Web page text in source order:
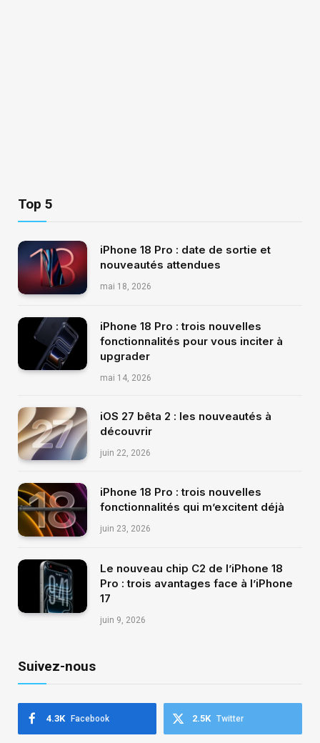
Top 5
iPhone 18 Pro : date de sortie et
nouveautés attendues
mai 18, 2026
iPhone 18 Pro : trois nouvelles
fonctionnalités pour vous inciter à
upgrader
mai 14, 2026
iOS 27 bêta 2 : les nouveautés à
découvrir
juin 22, 2026
iPhone 18 Pro : trois nouvelles
fonctionnalités qui m’excitent déjà
juin 23, 2026
Le nouveau chip C2 de l’iPhone 18
Pro : trois avantages face à l’iPhone
17
juin 9, 2026
Suivez-nous
Facebook
4.3K Twitter
2.5K